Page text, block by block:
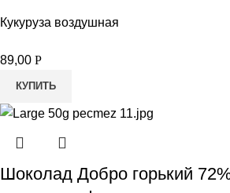
Кукуруза воздушная
89,00 Р
КУПИТЬ
Шоколад Добро горький